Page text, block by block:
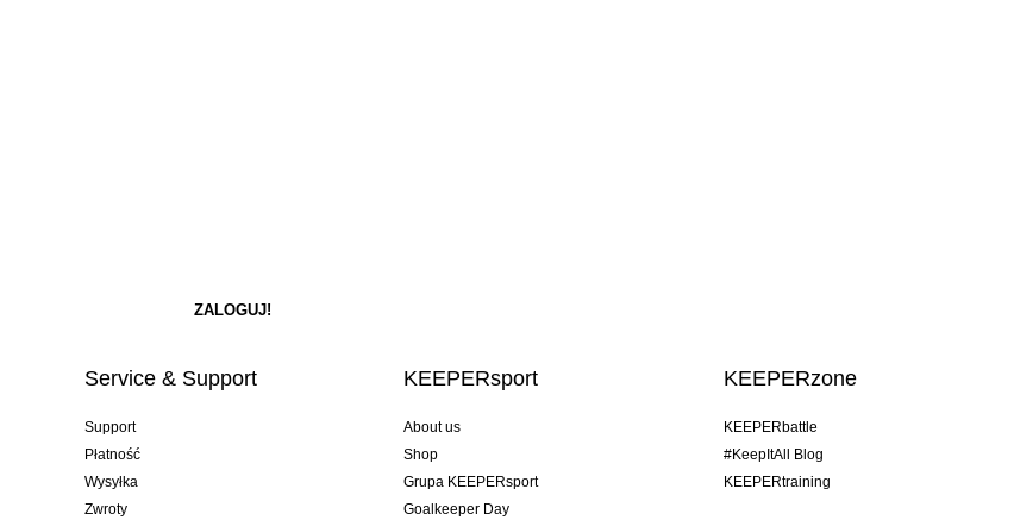
Service & Support
Support
Płatność
Wysyłka
Zwroty
KEEPERsport
About us
Shop
Grupa KEEPERsport
Goalkeeper Day
KEEPERzone
KEEPERbattle
#KeepItAll Blog
KEEPERtraining